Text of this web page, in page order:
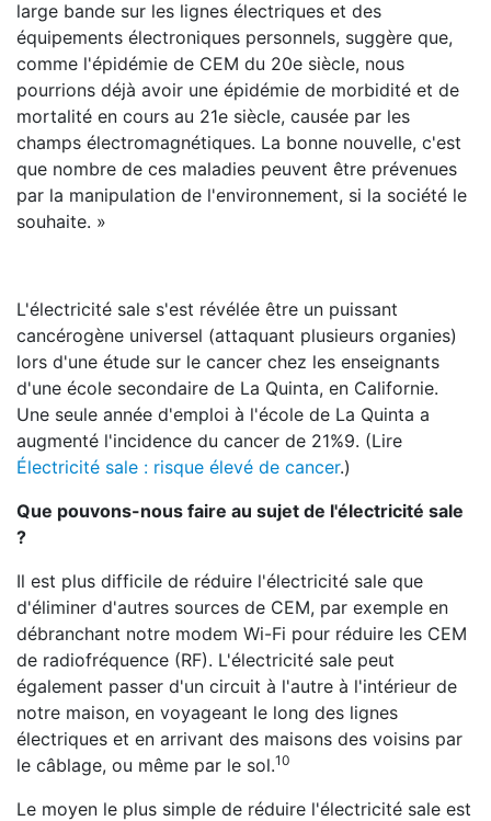
large bande sur les lignes électriques et des
équipements électroniques personnels, suggère que,
comme l'épidémie de CEM du 20e siècle, nous
pourrions déjà avoir une épidémie de morbidité et de
mortalité en cours au 21e siècle, causée par les
champs électromagnétiques. La bonne nouvelle, c'est
que nombre de ces maladies peuvent être prévenues
par la manipulation de l'environnement, si la société le
souhaite. »
L'électricité sale s'est révélée être un puissant
cancérogène universel (attaquant plusieurs organies)
lors d'une étude sur le cancer chez les enseignants
d'une école secondaire de La Quinta, en Californie.
Une seule année d'emploi à l'école de La Quinta a
augmenté l'incidence du cancer de 21%9. (Lire
Électricité sale : risque élevé de cancer.)
Que pouvons-nous faire au sujet de l'électricité sale
?
Il est plus difficile de réduire l'électricité sale que
d'éliminer d'autres sources de CEM, par exemple en
débranchant notre modem Wi-Fi pour réduire les CEM
de radiofréquence (RF). L'électricité sale peut
également passer d'un circuit à l'autre à l'intérieur de
notre maison, en voyageant le long des lignes
électriques et en arrivant des maisons des voisins par
le câblage, ou même par le sol.10
Le moyen le plus simple de réduire l'électricité sale est